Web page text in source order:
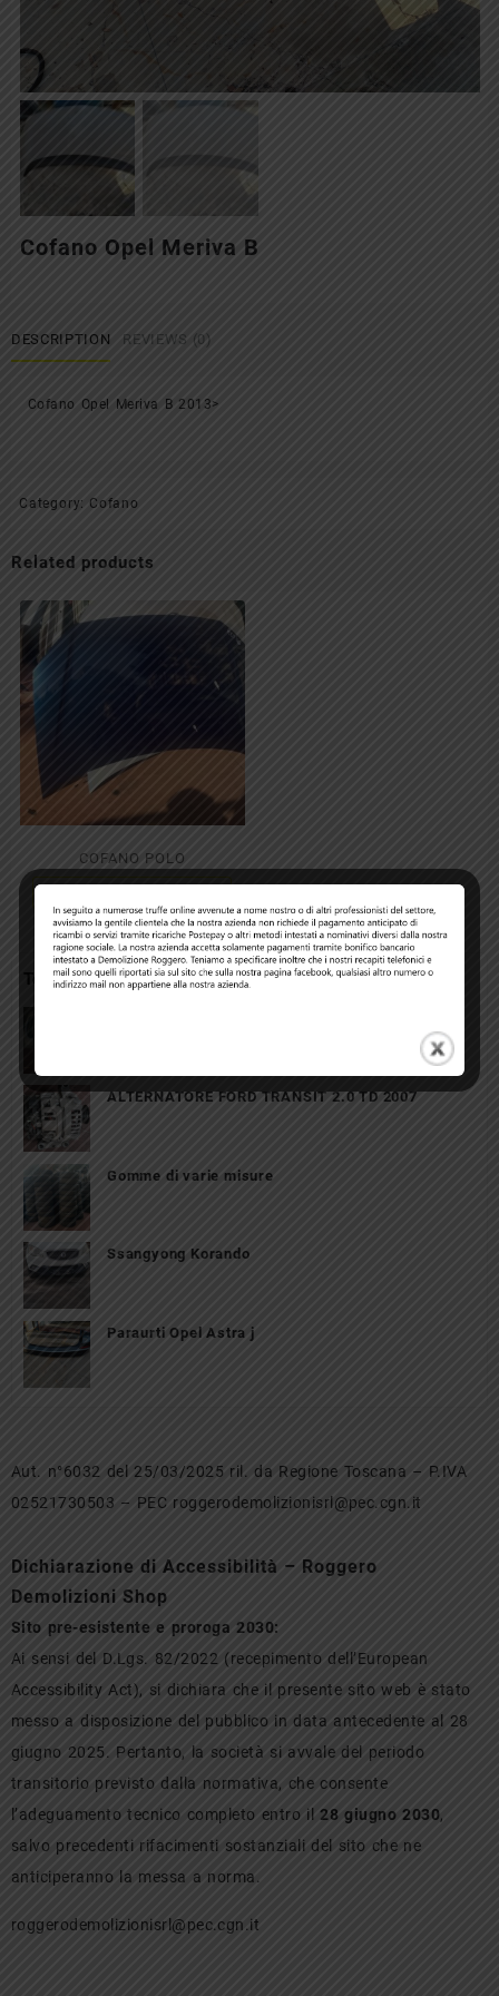
Cofano Opel Meriva B
DESCRIPTION REVIEWS (0)
Cofano Opel Meriva B 2013>
Category: Cofano
Related products
COFANO POLO
Top rated products
ALTERNATORE FORD TRANSIT 2.0 TD 2007
Gomme di varie misure
Ssangyong Korando
Paraurti Opel Astra j
Aut. n°6032 del 25/03/2025 ril. da Regione Toscana – P.IVA
02521730503 – PEC roggerodemolizionisrl@pec.cgn.it
Dichiarazione di Accessibilità – Roggero
Demolizioni Shop
Sito pre-esistente e proroga 2030:
Ai sensi del D.Lgs. 82/2022 (recepimento dell’European
Accessibility Act), si dichiara che il presente sito web è stato
messo a disposizione del pubblico in data antecedente al 28
giugno 2025. Pertanto, la società si avvale del periodo
transitorio previsto dalla normativa, che consente
l’adeguamento tecnico completo entro il28 giugno 2030,
salvo precedenti rifacimenti sostanziali del sito che ne
anticiperanno la messa a norma.
roggerodemolizionisrl@pec.cgn.it